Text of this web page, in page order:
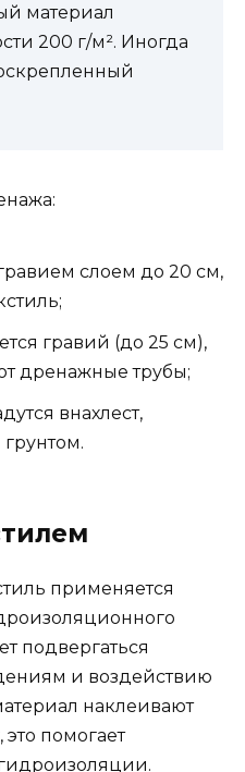
материал
200 г/м². Иногда
слоем до 20 см,
гравий (до 25 см),
дренажные трубы;
внахлест,
применяется
подвергаться
и воздействию
наклеивают
помогает